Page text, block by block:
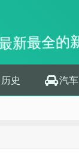
新最全的
史 汽车